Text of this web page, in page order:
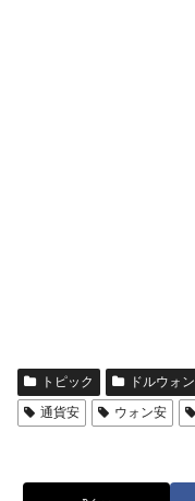
トピック ドルウォン
通貨安
ウォン安